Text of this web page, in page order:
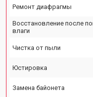
Ремонт диафрагмы
Восстановление после
влаги
Чистка от пыли
Юстировка
Замена байонета